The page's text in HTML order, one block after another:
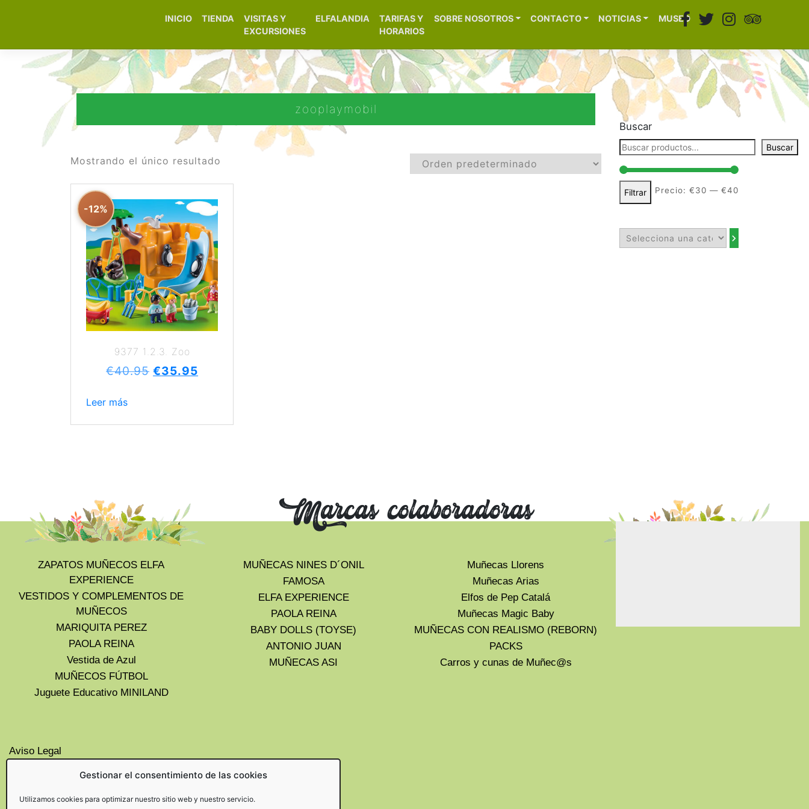
Gestionar el consentimiento de las cookies
Utilizamos cookies para optimizar nuestro sitio web y nuestro servicio.
Elfa Experience – Onil – Alicante
INICIO TIENDA
VISITAS Y
EXCURSIONES
ELFALANDIA
TARIFAS Y
HORARIOS
SOBRE NOSOTROS CONTACTO NOTICIAS MUSEO
zooplaymobil
Mostrando el único resultado
-12%
9377 1.2.3. Zoo
€40.95 €35.95
Leer más
Buscar
Buscar
Filtrar Precio: €30 — €40
Marcas colaboradoras
ZAPATOS MUÑECOS ELFA
EXPERIENCE
VESTIDOS Y COMPLEMENTOS DE
MUÑECOS
MARIQUITA PEREZ
PAOLA REINA
Vestida de Azul
MUÑECOS FÚTBOL
Juguete Educativo MINILAND
Aviso Legal
Politica de devoluciones y
MUÑECAS NINES D´ONIL
FAMOSA
ELFA EXPERIENCE
PAOLA REINA
BABY DOLLS (TOYSE)
ANTONIO JUAN
MUÑECAS ASI
Muñecas Llorens
Muñecas Arias
Elfos de Pep Catalá
Muñecas Magic Baby
MUÑECAS CON REALISMO (REBORN)
PACKS
Carros y cunas de Muñec@s